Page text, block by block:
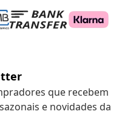
que recebem
e novidades da